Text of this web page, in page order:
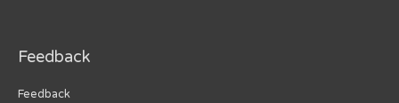
Feedback
Feedback